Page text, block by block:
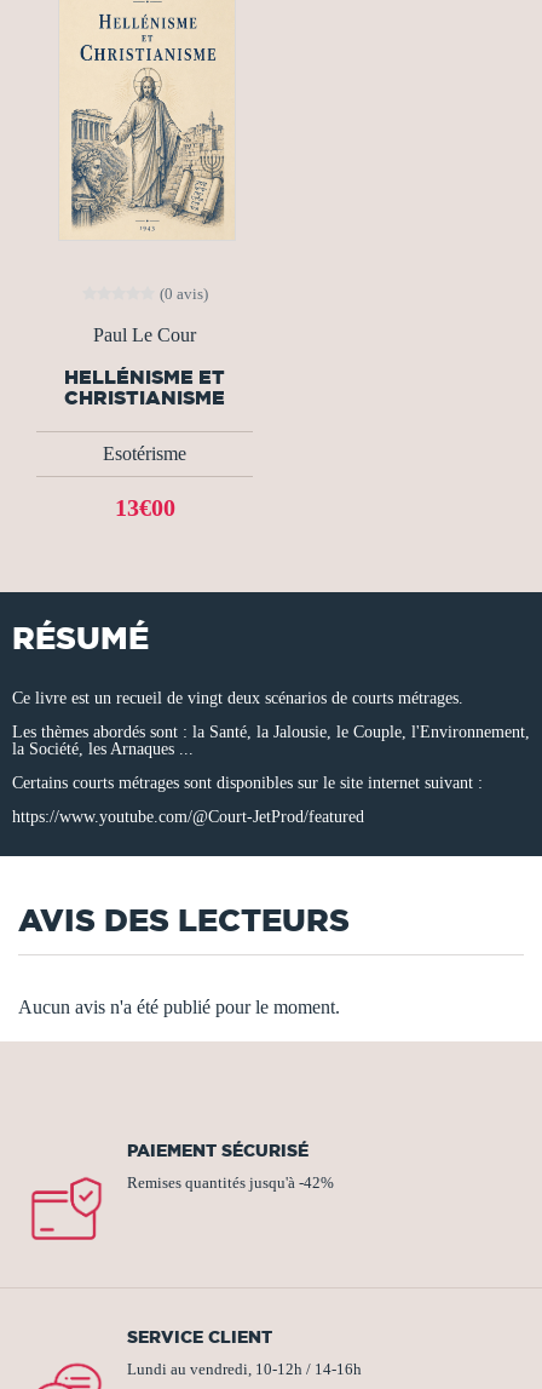
(0 avis)
Paul Le Cour
HELLÉNISME ET
CHRISTIANISME
Esotérisme
13€00
RÉSUMÉ
Ce livre est un recueil de vingt deux scénarios de courts métrages.
Les thèmes abordés sont : la Santé, la Jalousie, le Couple, l'Environnement,
la Société, les Arnaques ...
Certains courts métrages sont disponibles sur le site internet suivant :
https://www.youtube.com/@Court-JetProd/featured
AVIS DES LECTEURS
Aucun avis n'a été publié pour le moment.
PAIEMENT SÉCURISÉ
Remises quantités jusqu'à -42%
SERVICE CLIENT
Lundi au vendredi, 10-12h / 14-16h